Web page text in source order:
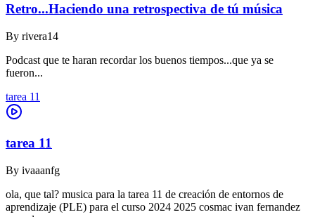
Retro...Haciendo una retrospectiva de tú música
By rivera14
Podcast que te haran recordar los buenos tiempos...que ya se
fueron...
tarea 11
tarea 11
By ivaaanfg
ola, que tal? musica para la tarea 11 de creación de entornos de
aprendizaje (PLE) para el curso 2024 2025 cosmac ivan fernandez